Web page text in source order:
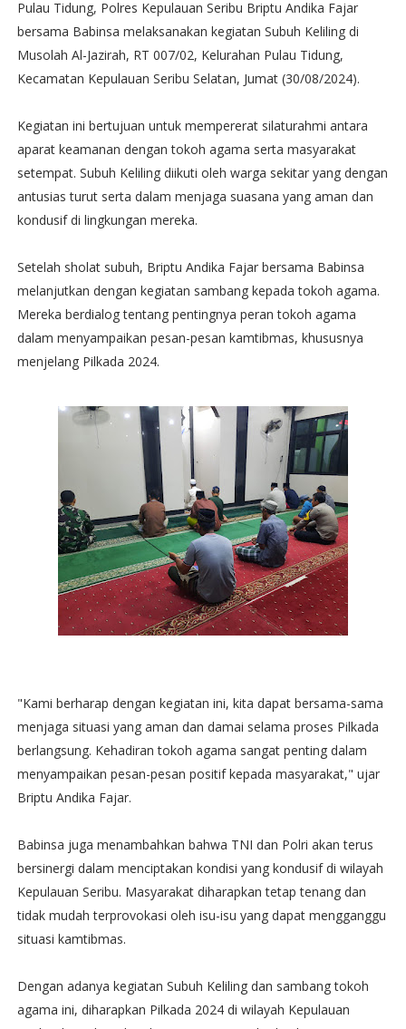
Pulau Tidung, Polres Kepulauan Seribu Briptu Andika Fajar
bersama Babinsa melaksanakan kegiatan Subuh Keliling di
Musolah Al-Jazirah, RT 007/02, Kelurahan Pulau Tidung,
Kecamatan Kepulauan Seribu Selatan, Jumat (30/08/2024).
Kegiatan ini bertujuan untuk mempererat silaturahmi antara
aparat keamanan dengan tokoh agama serta masyarakat
setempat. Subuh Keliling diikuti oleh warga sekitar yang dengan
antusias turut serta dalam menjaga suasana yang aman dan
kondusif di lingkungan mereka.
Setelah sholat subuh, Briptu Andika Fajar bersama Babinsa
melanjutkan dengan kegiatan sambang kepada tokoh agama.
Mereka berdialog tentang pentingnya peran tokoh agama
dalam menyampaikan pesan-pesan kamtibmas, khususnya
menjelang Pilkada 2024.
"Kami berharap dengan kegiatan ini, kita dapat bersama-sama
menjaga situasi yang aman dan damai selama proses Pilkada
berlangsung. Kehadiran tokoh agama sangat penting dalam
menyampaikan pesan-pesan positif kepada masyarakat," ujar
Briptu Andika Fajar.
Babinsa juga menambahkan bahwa TNI dan Polri akan terus
bersinergi dalam menciptakan kondisi yang kondusif di wilayah
Kepulauan Seribu. Masyarakat diharapkan tetap tenang dan
tidak mudah terprovokasi oleh isu-isu yang dapat mengganggu
situasi kamtibmas.
Dengan adanya kegiatan Subuh Keliling dan sambang tokoh
agama ini, diharapkan Pilkada 2024 di wilayah Kepulauan